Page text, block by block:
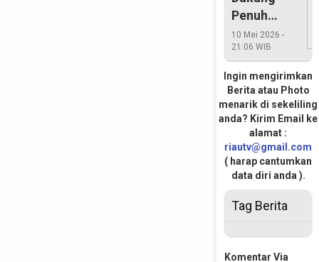
Penuh
Penunjukan
Septina
10 Mei 2026 -
21:06 WIB
Ingin mengirimkan
Berita atau Photo
menarik di sekeliling
anda? Kirim Email ke
alamat :
riautv@gmail.com
( harap cantumkan
data diri anda ).
Tag Berita
Komentar Via